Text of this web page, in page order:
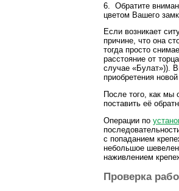
6. Обратите
цветом Вашего
Если возникает
причине, что она
тогда просто
расстояние от
случае «Булат»)).
приобретения
После того, как мы
поставить её
Операции по
с попаданием
небольшое
наживлением
Проверка